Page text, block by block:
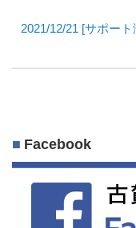
2021/12/21 [サポー
Facebook